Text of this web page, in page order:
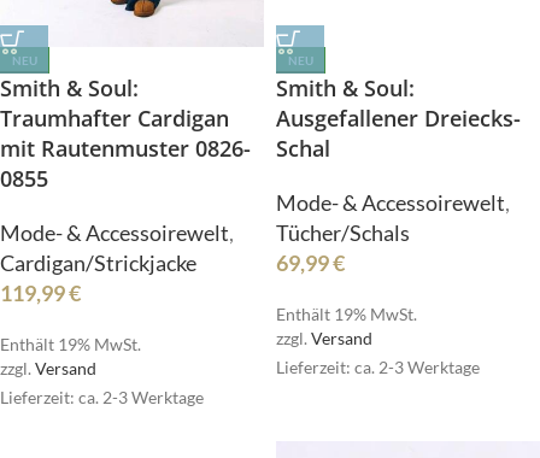
NEU
Smith & Soul:
Traumhafter Cardigan
mit Rautenmuster 0826-
0855
Mode- & Accessoirewelt,
Cardigan/Strickjacke
119,99€
Enthält 19% MwSt.
zzgl. Versand
Lieferzeit: ca. 2-3 Werktage
NEU
Smith & Soul:
Ausgefallener Dreiecks-
Schal
Mode- & Accessoirewelt,
Tücher/Schals
69,99€
Enthält 19% MwSt.
zzgl. Versand
Lieferzeit: ca. 2-3 Werktage